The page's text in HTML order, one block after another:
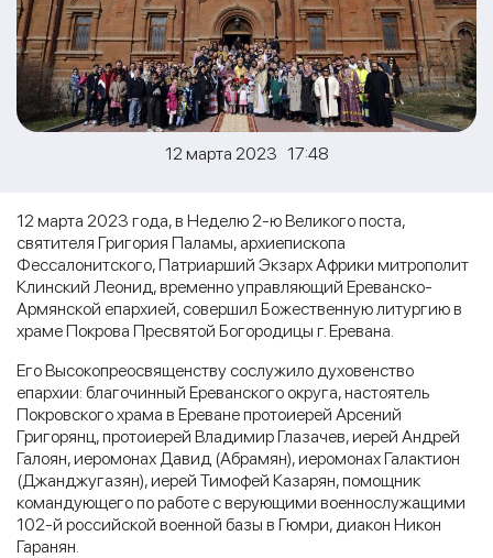
12 марта 2023 17:48
12 марта 2023 года, в Неделю 2-ю Великого поста,
святителя Григория Паламы, архиепископа
Фессалонитского, Патриарший Экзарх Африки митрополит
Клинский Леонид, временно управляющий Ереванско-
Армянской епархией, совершил Божественную литургию в
храме Покрова Пресвятой Богородицы г. Еревана.
Его Высокопреосвященству сослужило духовенство
епархии: благочинный Ереванского округа, настоятель
Покровского храма в Ереване протоиерей Арсений
Григорянц, протоиерей Владимир Глазачев, иерей Андрей
Галоян, иеромонах Давид (Абрамян), иеромонах Галактион
(Джанджугазян), иерей Тимофей Казарян, помощник
командующего по работе с верующими военнослужащими
102-й российской военной базы в Гюмри, диакон Никон
Гаранян.